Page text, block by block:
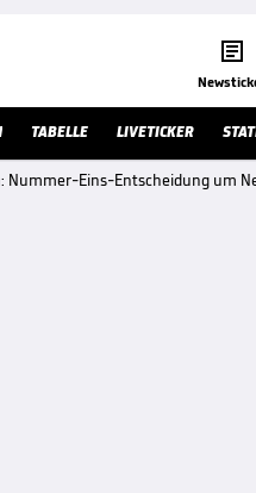

TABELLE LIVETICKER
Nummer-Eins-Entscheidung um